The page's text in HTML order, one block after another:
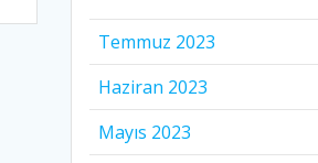
Temmuz 2023
Haziran 2023
Mayıs 2023